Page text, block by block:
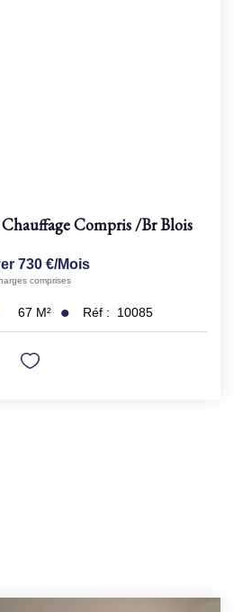
Compris/brBlois
730 €/mois
comprises
67 M² Réf : 10085